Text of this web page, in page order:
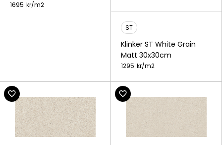
1695 kr/m2
ST
Klinker ST White Grain
Matt 30x30cm
1295 kr/m2